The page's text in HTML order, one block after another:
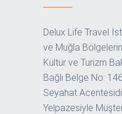
Delux Life Travel
ve Muğla
Kültür ve Turizm
Bağlı Belge No:
Seyahat
Yelpazesiyle